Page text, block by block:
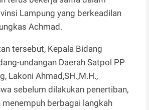
Lampung yang berkeadilan
Achmad.
tersebut, Kepala Bidang
undangan Daerah Satpol PP
Lakoni Ahmad,SH.,M.H.,
sebelum dilakukan penertiban,
berbagai langkah